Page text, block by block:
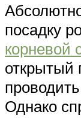
посадку
корневой
открытый
Однако